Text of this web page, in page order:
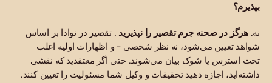
بپذیرم؟
نه.هرگز در صحنه جرم تقصیر را نپذیرید . تقصیر در نوادا بر اساس
شواهد تعیین می‌شود، نه نظر شخصی - و اظهارات اولیه اغلب
تحت استرس یا شوک بیان می‌شوند. حتی اگر معتقدید که نقشی
داشته‌اید، اجازه دهید تحقیقات و وکیل شما مسئولیت را تعیین کنند.